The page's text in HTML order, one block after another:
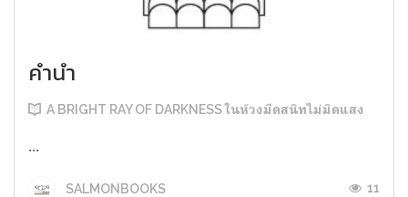
คำนำ
A BRIGHT RAY OF DARKNESS ในห้วงมืดสนิทไม่มิดแสง
...
SALMONBOOKS 11